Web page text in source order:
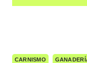
CARNISMO